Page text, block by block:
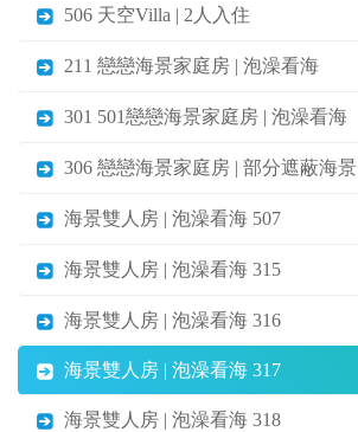
506 天空Villa | 2人入住
211 戀戀海景家庭房 | 泡澡看海
301 501戀戀海景家庭房 | 泡澡看海
306 戀戀海景家庭房 | 部分遮蔽海景
海景雙人房 | 泡澡看海 507
海景雙人房 | 泡澡看海 315
海景雙人房 | 泡澡看海 316
海景雙人房 | 泡澡看海 317
海景雙人房 | 泡澡看海 318